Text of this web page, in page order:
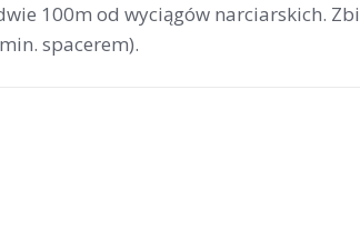
100m od wyciągów narciarskich.
spacerem).